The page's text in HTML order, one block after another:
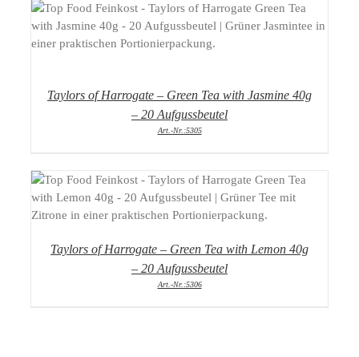
DETAILS
Taylors of Harrogate – Green Tea with Jasmine 40g
– 20 Aufgussbeutel
Art.-Nr.:5305
DETAILS
Taylors of Harrogate – Green Tea with Lemon 40g
– 20 Aufgussbeutel
Art.-Nr.:5306